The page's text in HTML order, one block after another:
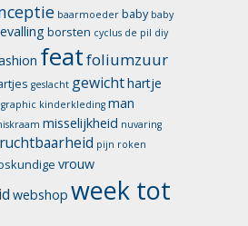
baarmoeder baby baby
borsten cyclus de pil diy
featfoliumzuur
geslacht gewichthartje
kinderkleding man
misselijkheid nuvaring
pijn roken
vrouw
webshop week tot